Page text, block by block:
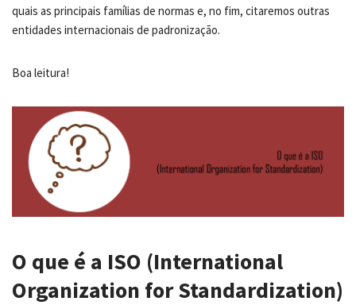
quais as principais famílias de normas e, no fim, citaremos outras
entidades internacionais de padronização.
Boa leitura!
O que é a ISO (International
Organization for Standardization)